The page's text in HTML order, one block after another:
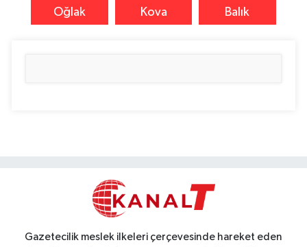
Oğlak Kova Balık
Gazetecilik meslek ilkeleri çerçevesinde hareket eden